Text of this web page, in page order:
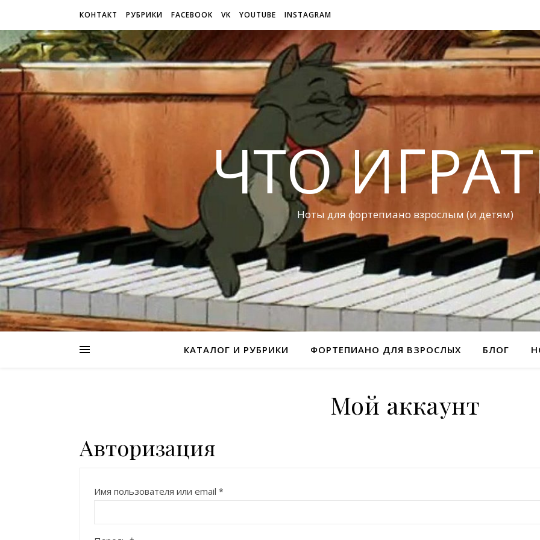
КОНТАКТ РУБРИКИ FACEBOOK VK YOUTUBE INSTAGRAM
ЧТО
Ноты для фортепиано взрослым (и детям)
КАТАЛОГ И РУБРИКИ ФОРТЕПИАНО ДЛЯ ВЗРОСЛЫХ БЛОГ
Мой аккаунт
Авторизация
Имя пользователя или email *